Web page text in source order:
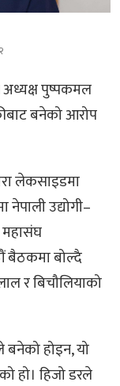
अध्यक्ष पुष्पकमल
बनेको आरोप
लेकसाइडमा
उद्योगी–
महासंघ
बैठकमा बोल्दै
र बिचौलियाको
बनेको होइन, यो
हो। हिजो डरले